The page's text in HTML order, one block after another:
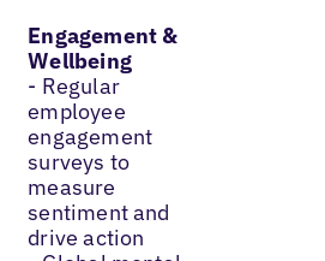
Engagement &
Wellbeing
- Regular
employee
engagement
surveys to
measure
sentiment and
drive action